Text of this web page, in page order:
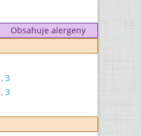
Obsahuje alergeny
, 3
, 3